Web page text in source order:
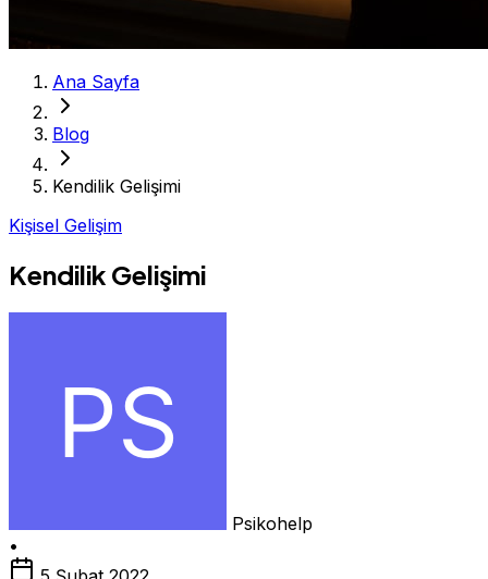
Ana Sayfa
Blog
Kendilik Gelişimi
Kişisel Gelişim
Kendilik Gelişimi
Psikohelp
•